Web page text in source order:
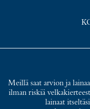
Meillä saat arvion ja
ilman riskiä
lainaat